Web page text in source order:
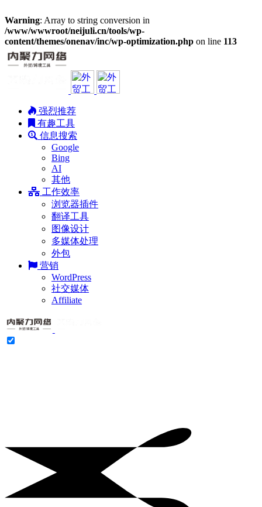
Warning: Array to string conversion in
/www/wwwroot/neijuli.cn/tools/wp-
content/themes/onenav/inc/wp-optimization.php on line 113
强烈推荐
有趣工具
信息搜索
Google
Bing
AI
其他
工作效率
浏览器插件
翻译工具
图像设计
多媒体处理
外包
营销
WordPress
社交媒体
Affiliate